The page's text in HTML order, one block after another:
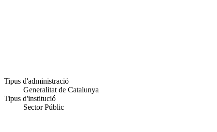
Tipus d'administració
Generalitat de Catalunya
Tipus d'institució
Sector Públic